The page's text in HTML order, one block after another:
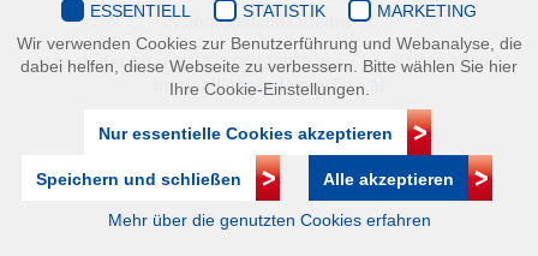
Immobilienakademie
Mariahilfer Straße 116/2.OG/2 1070 Wien | +43(1)505 32 50 |
immobilienakademie@ovi.at
ESSENTIELL STATISTIK
MARKETING
Wir verwenden Cookies zur Benutzerführung und Webanalyse, die
dabei helfen, diese Webseite zu verbessern. Bitte wählen Sie hier
Ihre Cookie-Einstellungen.
Nur essentielle Cookies akzeptieren
Speichern und schließen Alle akzeptieren
Mehr über die genutzten Cookies erfahren